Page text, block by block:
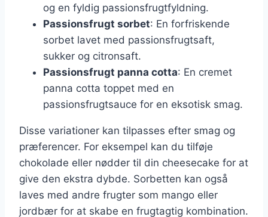
og en fyldig passionsfrugtfyldning.
Passionsfrugt sorbet: En forfriskende
sorbet lavet med passionsfrugtsaft,
sukker og citronsaft.
Passionsfrugt panna cotta: En cremet
panna cotta toppet med en
passionsfrugtsauce for en eksotisk smag.
Disse variationer kan tilpasses efter smag og
præferencer. For eksempel kan du tilføje
chokolade eller nødder til din cheesecake for at
give den ekstra dybde. Sorbetten kan også
laves med andre frugter som mango eller
jordbær for at skabe en frugtagtig kombination.